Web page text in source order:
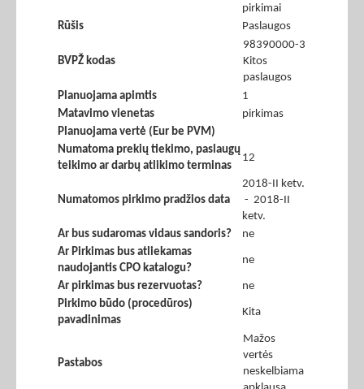
pirkimai
Rūšis
Paslaugos
BVPŽ kodas
98390000-3
Kitos
paslaugos
Planuojama apimtis
1
Matavimo vienetas
pirkimas
Planuojama vertė (Eur be PVM)
Numatoma prekių tiekimo, paslaugų
teikimo ar darbų atlikimo terminas
12
Numatomos pirkimo pradžios data
2018-II ketv.
- 2018-II
ketv.
Ar bus sudaromas vidaus sandoris?
ne
Ar Pirkimas bus atliekamas
naudojantis CPO katalogu?
ne
Ar pirkimas bus rezervuotas?
ne
Pirkimo būdo (procedūros)
pavadinimas
Kita
Pastabos
Mažos
vertės
neskelbiama